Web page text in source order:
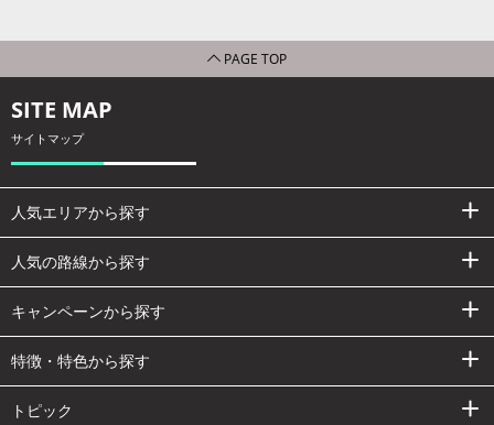
PAGE TOP
SITE MAP
サイトマップ
人気エリアから探す
人気の路線から探す
キャンペーンから探す
特徴・特色から探す
トピック